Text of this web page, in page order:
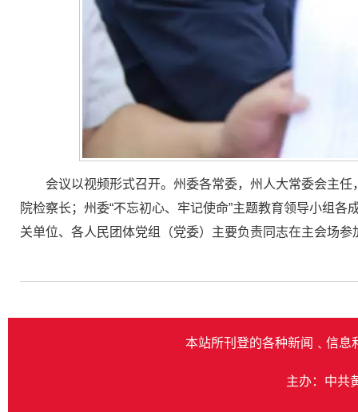
会议以视频形式召开。州委各常委，州人大常委会主
院检察长；州委“不忘初心、牢记使命”主题教育领导小组
关单位、各人民团体党组（党委）主要负责同志在主会场
本站所刊登的各种新闻﹑信息
主办：中共